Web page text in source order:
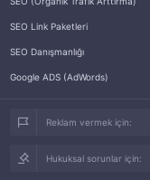
SEO Link Paketleri
SEO Danışmanlığı
Google ADS (AdWords)
Reklam vermek için:
Hukuksal sorunlar için: